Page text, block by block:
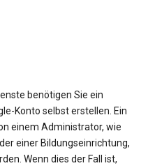
benötigen Sie ein
Konto selbst erstellen. Ein
einem Administrator, wie
einer Bildungseinrichtung,
Wenn dies der Fall ist,